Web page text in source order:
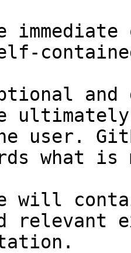
and
user.
what
will
relevant